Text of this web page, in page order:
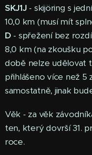
SKJ1J - skijöring s
10,0 km (musí mít
D - spřežení bez
8,0 km (na zkoušku
době nelze udělovat
přihlášeno více než 5
samostatně, jinak
Věk - za věk
ten, který dovrší 31.
roce.